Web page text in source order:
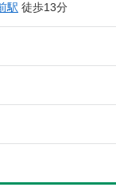
駅 徒歩13分